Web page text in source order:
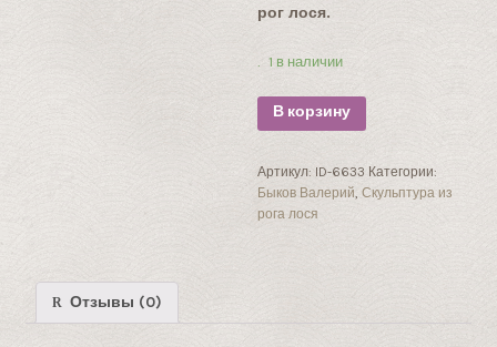
рог лося.
1 в наличии
В корзину
Артикул: ID-6633 Категории:
Быков Валерий,Скульптура из
рога лося
Отзывы (0)